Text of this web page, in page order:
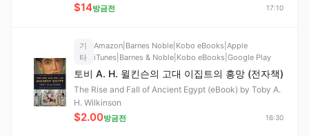
$14방금전 17:10
기
타
Amazon|Barnes Noble|Kobo eBooks|Apple
iTunes|Barnes & Noble|Kobo eBooks|Google Play
토비 A. H. 윌킨슨의 고대 이집트의 흥망 (전자책)
The Rise and Fall of Ancient Egypt (eBook) by Toby A.
H. Wilkinson
$2.00방금전 16:30